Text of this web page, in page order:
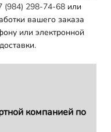
(984) 298-74-68 или
вашего заказа
или электронной
компанией по